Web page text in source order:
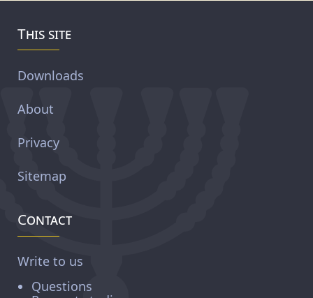
This site
Downloads
About
Privacy
Sitemap
Contact
Write to us
Questions